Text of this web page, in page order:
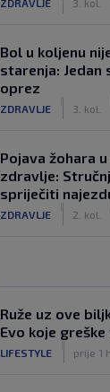
Bol u koljenu
starenja: Jedan
oprez
ZDRAVLJE 3. kol.
Pojava žohara
zdravlje:
spriječiti
ZDRAVLJE 2. kol.
Ruže uz ove
Evo koje
LIFESTYLE prije 1 h